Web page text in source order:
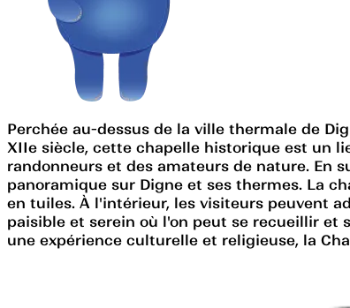
Perchée au-dessus de la ville thermale de
XIIe siècle, cette chapelle historique est un
randonneurs et des amateurs de nature. En
panoramique sur Digne et ses thermes. La
en tuiles. À l'intérieur, les visiteurs peuvent
paisible et serein où l'on peut se recueillir et
une expérience culturelle et religieuse, la